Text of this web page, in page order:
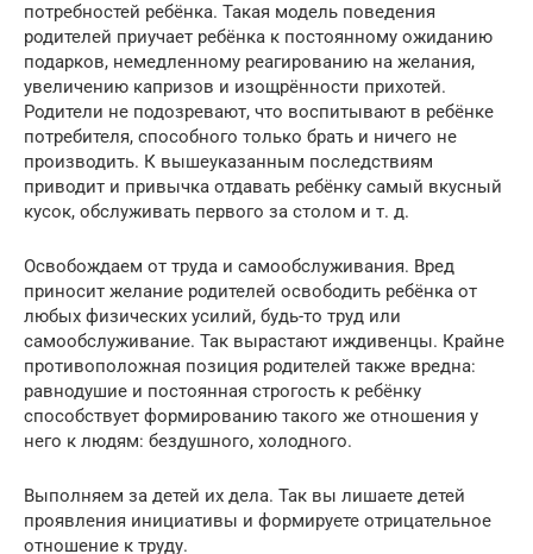
потребностей ребёнка. Такая модель поведения
родителей приучает ребёнка к постоянному ожиданию
подарков, немедленному реагированию на желания,
увеличению капризов и изощрённости прихотей.
Родители не подозревают, что воспитывают в ребёнке
потребителя, способного только брать и ничего не
производить. К вышеуказанным последствиям
приводит и привычка отдавать ребёнку самый вкусный
кусок, обслуживать первого за столом и т. д.
Освобождаем от труда и самообслуживания. Вред
приносит желание родителей освободить ребёнка от
любых физических усилий, будь-то труд или
самообслуживание. Так вырастают иждивенцы. Крайне
противоположная позиция родителей также вредна:
равнодушие и постоянная строгость к ребёнку
способствует формированию такого же отношения у
него к людям: бездушного, холодного.
Выполняем за детей их дела. Так вы лишаете детей
проявления инициативы и формируете отрицательное
отношение к труду.